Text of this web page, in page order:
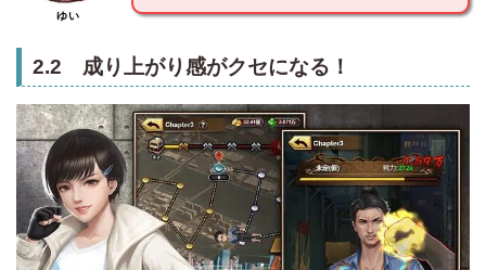
ゆい
2.2 成り上がり感がクセになる！